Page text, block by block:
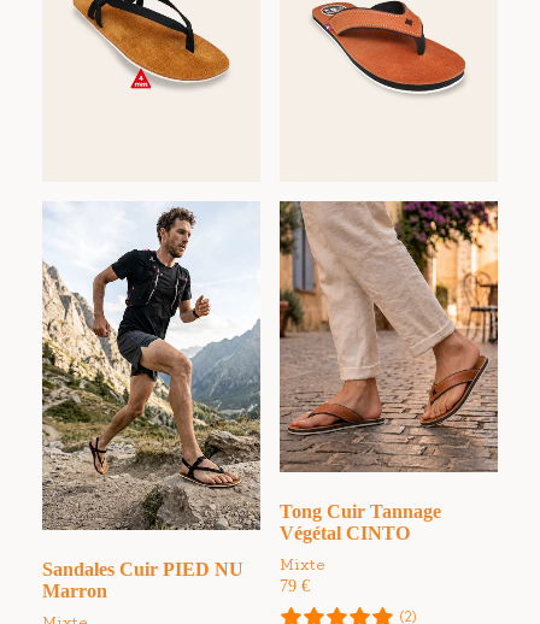
Sandales Cuir PIED NU
Marron
Tong Cuir Tannage
Végétal CINTO
Mixte
79 €
(2)